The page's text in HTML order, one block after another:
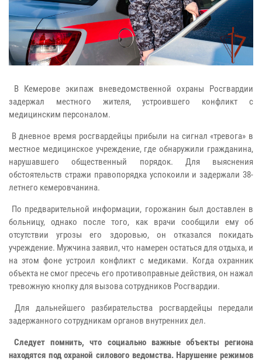
В Кемерове экипаж вневедомственной охраны Росгвардии
задержал местного жителя, устроившего конфликт с
медицинским персоналом.
В дневное время росгвардейцы прибыли на сигнал «тревога» в
местное медицинское учреждение, где обнаружили гражданина,
нарушавшего общественный порядок. Для выяснения
обстоятельств стражи правопорядка успокоили и задержали 38-
летнего кемеровчанина.
По предварительной информации, горожанин был доставлен в
больницу, однако после того, как врачи сообщили ему об
отсутствии угрозы его здоровью, он отказался покидать
учреждение. Мужчина заявил, что намерен остаться для отдыха, и
на этом фоне устроил конфликт с медиками. Когда охранник
объекта не смог пресечь его противоправные действия, он нажал
тревожную кнопку для вызова сотрудников Росгвардии.
Для дальнейшего разбирательства росгвардейцы передали
задержанного сотрудникам органов внутренних дел.
Следует помнить, что социально важные объекты региона
находятся под охраной силового ведомства. Нарушение режимов